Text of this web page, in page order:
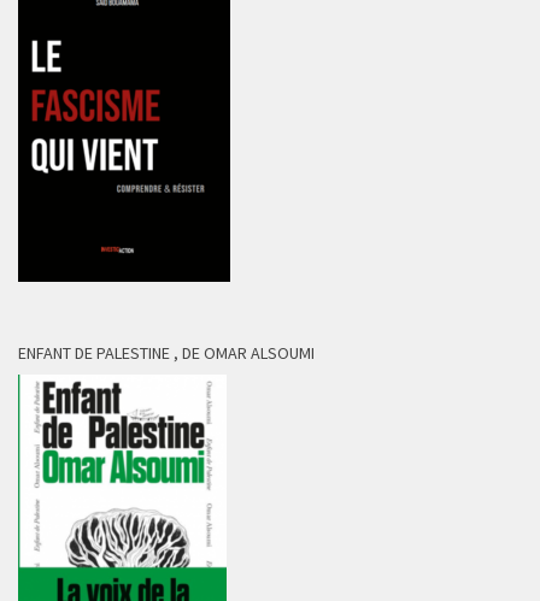
ENFANT DE PALESTINE , DE OMAR ALSOUMI